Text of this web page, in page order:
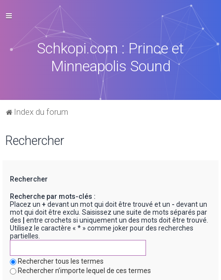
Schkopi.com : Prince et
Minneapolis Sound
Index du forum
Rechercher
Rechercher
Recherche par mots-clés :
Placez un + devant un mot qui doit être trouvé et un - devant un
mot qui doit être exclu. Saisissez une suite de mots séparés par
des
entre crochets si uniquement un des mots doit être trouvé.
Utilisez le caractère « * » comme joker pour des recherches
partielles.
Rechercher tous les termes
Rechercher n’importe lequel de ces termes